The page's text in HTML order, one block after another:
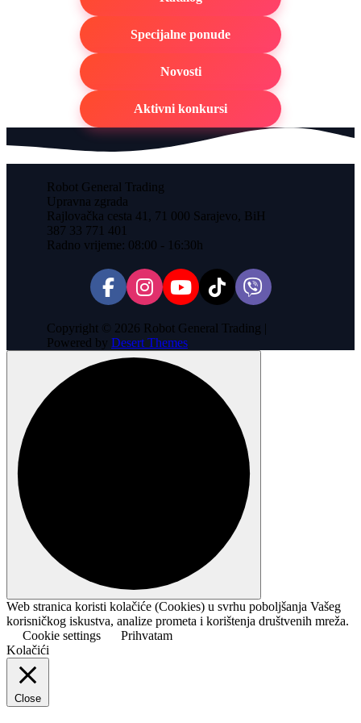
Specijalne ponude
Novosti
Aktivni konkursi
Robot General Trading
Upravna zgrada
Rajlovačka cesta 41, 71 000 Sarajevo, BiH
387 33 771 401
Radno vrijeme: 08:00 - 16:30h
Copyright © 2026 Robot General Trading |
Powered by Desert Themes
Web stranica koristi kolačiće (Cookies) u svrhu poboljšanja Vašeg
korisničkog iskustva, analize prometa i korištenja društvenih mreža.
Cookie settings
Prihvatam
Kolačići
Close